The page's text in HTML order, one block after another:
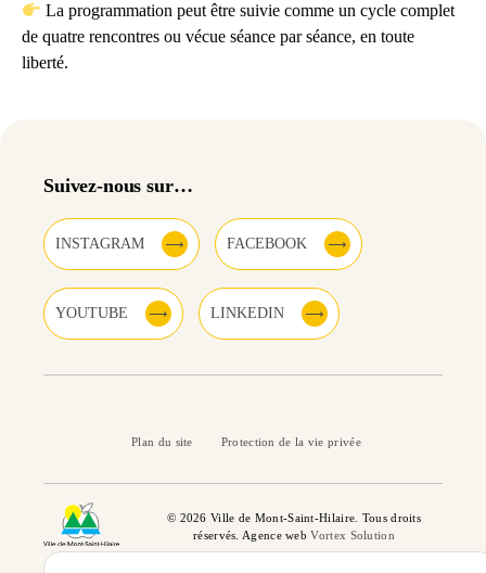
La programmation peut être suivie comme un cycle complet
de quatre rencontres ou vécue séance par séance, en toute
liberté.
Suivez-nous sur…
INSTAGRAM FACEBOOK
YOUTUBE LINKEDIN
© 2026 Ville de Mont-Saint-Hilaire. Tous droits
réservés. Agence webVortex Solution
Plan du site Protection de la vie privée